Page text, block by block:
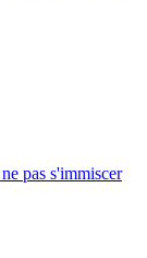
pas s'immiscer